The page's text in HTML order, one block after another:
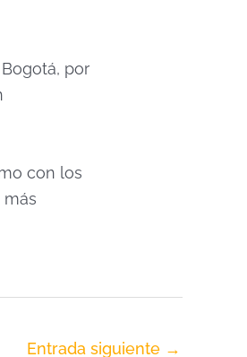
por
con los
Entrada siguiente →